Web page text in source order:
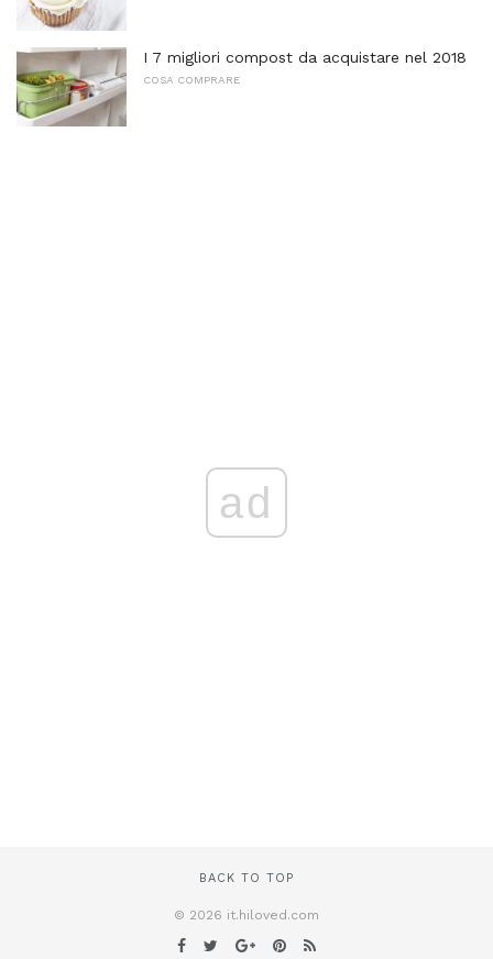
I 7 migliori compost da acquistare nel 2018
COSA COMPRARE
ad
BACK TO TOP
© 2026 it.hiloved.com